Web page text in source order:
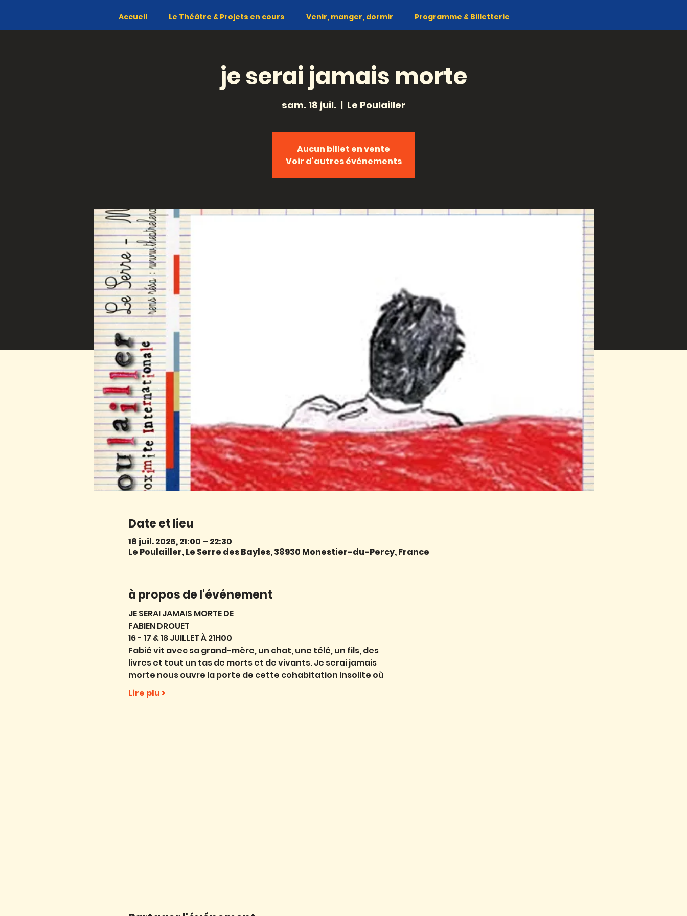
Accueil Le Théâtre & Projets en cours Venir, manger, dormir Programme & Billetterie
je serai jamais morte
sam. 18 juil.
  |
Le Poulailler
Aucun billet en vente
Voir d'autres événements
Date et lieu
18 juil. 2026, 21:00 – 22:30
Le Poulailler, Le Serre des Bayles, 38930 Monestier-du-Percy, France
à propos de l'événement
JE SERAI JAMAIS MORTE DE
FABIEN DROUET
16 - 17 & 18 JUILLET À 21H00
Fabié vit avec sa grand-mère, un chat, une télé, un fils, des
livres et tout un tas de morts et de vivants. Je serai jamais
morte nous ouvre la porte de cette cohabitation insolite où
Lire plu >